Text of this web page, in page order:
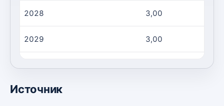
2028 3,00
2029 3,00
Источник